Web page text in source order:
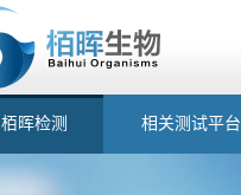
栢晖检测 相关测试平台